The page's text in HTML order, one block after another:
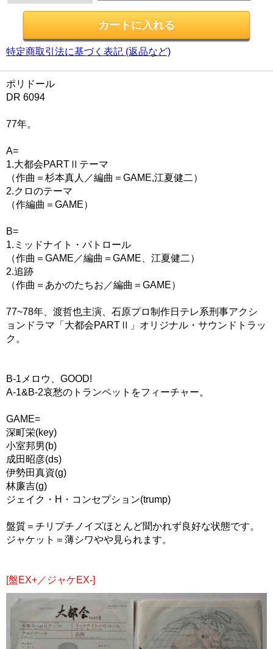
特定商取引法に基づく表記 (返品など)
ポリドール
DR 6094
77年。
A=
1.大都会PARTⅡテーマ
（作曲＝杉本真人／編曲＝GAME,江夏健二）
2.クロのテーマ
（作編曲＝GAME）
B=
1.ミッドナイト・パトロール
（作曲＝GAME／編曲＝GAME、江夏健二）
2.追跡
（作曲＝あかのたちお／編曲＝GAME）
77~78年、渡哲也主演、石原プロ制作日テレ系刑事アクシ
ョンドラマ「大都会PARTⅡ」オリジナル・サウンドトラッ
ク。
B-1メロウ、GOOD!
A-1&B-2哀愁のトランペットをフィーチャー。
GAME=
深町栄(key)
小室邦男(b)
成田昭彦(ds)
伊勢田真資(g)
林廉吉(g)
ジェイク・H・コンセプション(trump)
盤質＝チリプチノイズほとんど聞かれず良好な状態です。
ジャケット＝薄シワやや見られます。
[盤EX+／ジャケEX-]